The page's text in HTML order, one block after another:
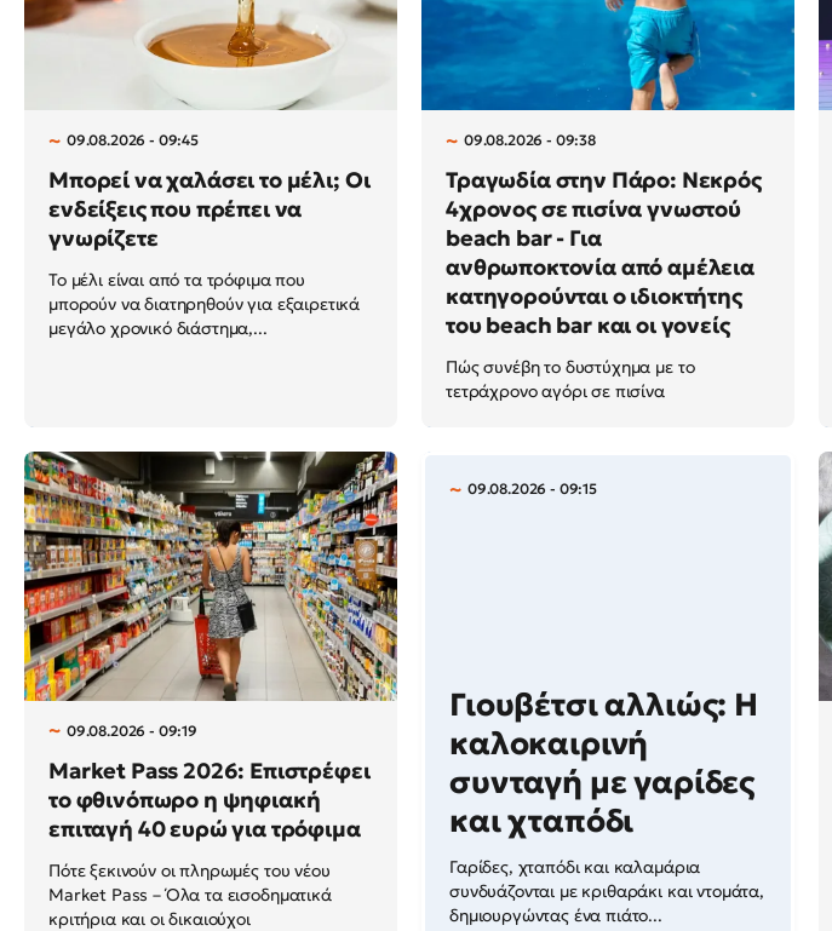
09.08.2026 - 09:45
Μπορεί να χαλάσει το μέλι; Οι
ενδείξεις που πρέπει να
γνωρίζετε
Το μέλι είναι από τα τρόφιμα που
μπορούν να διατηρηθούν για εξαιρετικά
μεγάλο χρονικό διάστημα,...
09.08.2026 - 09:38
Τραγωδία στην Πάρο: Νεκρός
4χρονος σε πισίνα γνωστού
beach bar - Για
ανθρωποκτονία από αμέλεια
κατηγορούνται ο ιδιοκτήτης
του beach bar και οι γονείς
Πώς συνέβη το δυστύχημα με το
τετράχρονο αγόρι σε πισίνα
09.08.2026 - 09:19
Market Pass 2026: Επιστρέφει
το φθινόπωρο η ψηφιακή
επιταγή 40 ευρώ για τρόφιμα
Πότε ξεκινούν οι πληρωμές του νέου
Market Pass – Όλα τα εισοδηματικά
κριτήρια και οι δικαιούχοι
09.08.2026 - 09:15
Γιουβέτσι αλλιώς: Η
καλοκαιρινή
συνταγή με γαρίδες
και χταπόδι
Γαρίδες, χταπόδι και καλαμάρια
συνδυάζονται με κριθαράκι και ντομάτα,
δημιουργώντας ένα πιάτο...